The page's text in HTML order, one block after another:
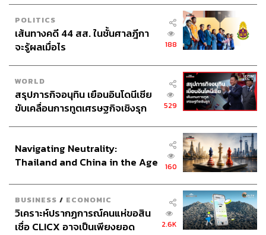
POLITICS
เส้นทางคดี 44 สส. ในชั้นศาลฎีกา
จะรู้ผลเมื่อไร
188
WORLD
สรุปภารกิจอนุทิน เยือนอินโดนีเซีย
ขับเคลื่อนการทูตเศรษฐกิจเชิงรุก
529
Navigating Neutrality:
Thailand and China in the Age
160
BUSINESS / ECONOMIC
วิเคราะห์ปรากฏการณ์คนแห่ขอสิน
เชื่อ CLICX อาจเป็นเพียงยอด
2.6K